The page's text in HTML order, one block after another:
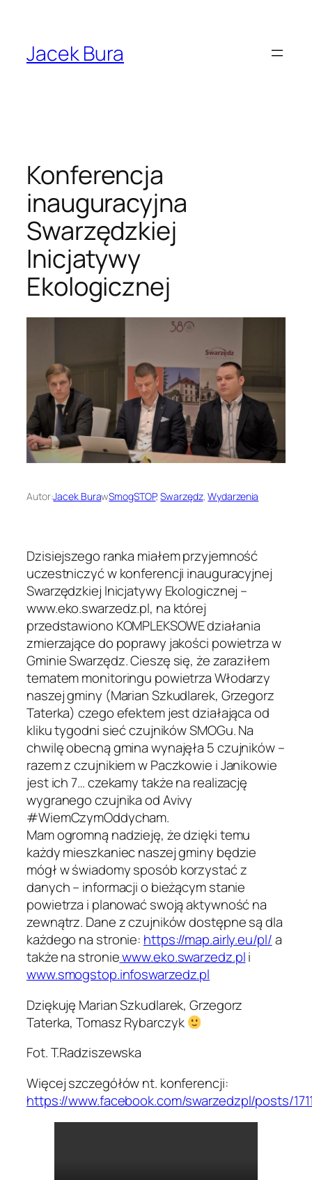
treściJacek Bura
Konferencja
inauguracyjna
Swarzędzkiej
Inicjatywy
Ekologicznej
Autor:Jacek BurawSmogSTOP, Swarzędz, Wydarzenia
Dzisiejszego ranka miałem przyjemność
uczestniczyć w konferencji inauguracyjnej
Swarzędzkiej Inicjatywy Ekologicznej –
www.eko.swarzedz.pl, na której
przedstawiono KOMPLEKSOWE działania
zmierzające do poprawy jakości powietrza w
Gminie Swarzędz. Cieszę się, że zaraziłem
tematem monitoringu powietrza Włodarzy
naszej gminy (Marian Szkudlarek, Grzegorz
Taterka) czego efektem jest działająca od
kliku tygodni sieć czujników SMOGu. Na
chwilę obecną gmina wynajęła 5 czujników –
razem z czujnikiem w Paczkowie i Janikowie
jest ich 7… czekamy także na realizację
wygranego czujnika od Avivy
#WiemCzymOddycham.
Mam ogromną nadzieję, że dzięki temu
każdy mieszkaniec naszej gminy będzie
mógł w świadomy sposób korzystać z
danych – informacji o bieżącym stanie
powietrza i planować swoją aktywność na
zewnątrz. Dane z czujników dostępne są dla
każdego na stronie: https://map.airly.eu/pl/a
także na stroniewww.eko.swarzedz.pli
www.smogstop.infoswarzedz.pl
Dziękuję Marian Szkudlarek, Grzegorz
Taterka, Tomasz Rybarczyk
Fot. T.Radziszewska
Więcej szczegółów nt. konferencji:
https://www.facebook.com/swarzedzpl/posts/